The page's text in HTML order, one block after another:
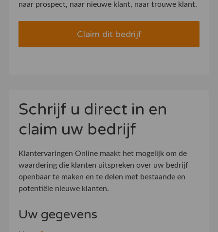
naar prospect, naar nieuwe klant, naar trouwe klant.
Claim dit bedrijf
Schrijf u direct in en
claim uw bedrijf
Klantervaringen Online maakt het mogelijk om de
waardering die klanten uitspreken over uw bedrijf
openbaar te maken en te delen met bestaande en
potentiële nieuwe klanten.
Uw gegevens